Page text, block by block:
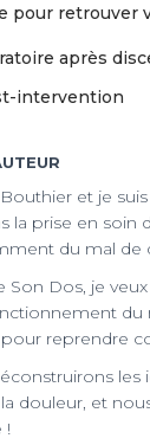
pour retrouver
après
intervention
et je
la prise en soin
du mal de
Son Dos, je
du
reprendre
les
douleur, et
!